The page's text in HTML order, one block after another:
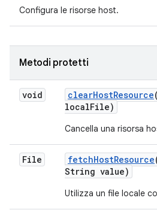
Configura le risorse host.
Metodi protetti
void clearHostResource
localFile)
Cancella una risorsa
File fetchHostResource
String value)
Utilizza un file locale